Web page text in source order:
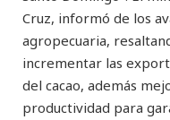
Cruz, informó de los
agropecuaria,
incrementar las
del cacao, además
productividad para